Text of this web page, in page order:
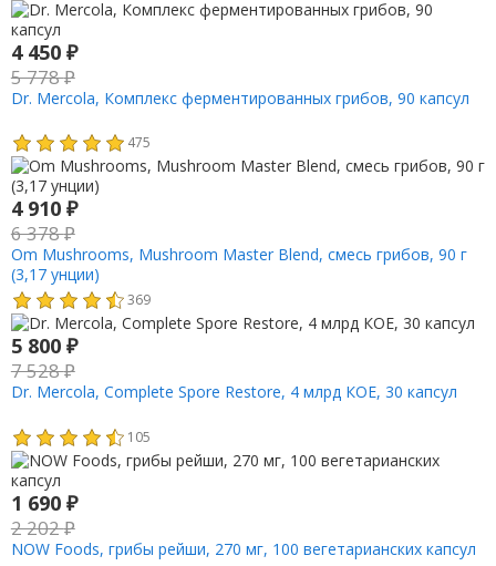
4 450 ₽
5 778₽
Dr. Mercola, Комплекс ферментированных грибов, 90 капсул
475
4 910 ₽
6 378₽
Om Mushrooms, Mushroom Master Blend, смесь грибов, 90 г
(3,17 унции)
369
5 800 ₽
7 528₽
Dr. Mercola, Complete Spore Restore, 4 млрд КОЕ, 30 капсул
105
1 690 ₽
2 202₽
NOW Foods, грибы рейши, 270 мг, 100 вегетарианских капсул